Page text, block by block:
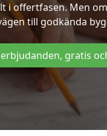
offertfasen. Men
till godkända
erbjudanden, gratis